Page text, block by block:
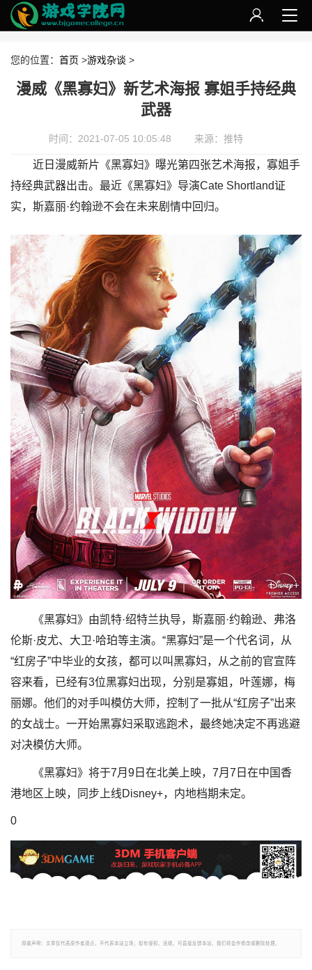
您的位置： 首页 >游戏杂谈 >
漫威《黑寡妇》新艺术海报 寡姐手持经典
武器
时间：2021-07-05 10:05:48 来源：推特
近日漫威新片《黑寡妇》曝光第四张艺术海报，寡姐手
持经典武器出击。最近《黑寡妇》导演Cate Shortland证
实，斯嘉丽·约翰逊不会在未来剧情中回归。
《黑寡妇》由凯特·绍特兰执导，斯嘉丽·约翰逊、弗洛
伦斯·皮尤、大卫·哈珀等主演。“黑寡妇”是一个代名词，从
“红房子”中毕业的女孩，都可以叫黑寡妇，从之前的官宣阵
容来看，已经有3位黑寡妇出现，分别是寡姐，叶莲娜，梅
丽娜。他们的对手叫模仿大师，控制了一批从“红房子”出来
的女战士。一开始黑寡妇采取逃跑术，最终她决定不再逃避
对决模仿大师。
《黑寡妇》将于7月9日在北美上映，7月7日在中国香
港地区上映，同步上线Disney+，内地档期未定。
0
郑重声明：文章仅代表原作者观点，不代表本站立场；如有侵权、违规，可直接反馈本站，我们将会作修改或删除处理。